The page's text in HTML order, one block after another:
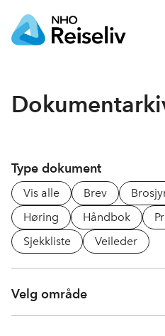
Type dokument
Vis alle Brev
Høring
Håndbok
Sjekkliste
Veileder
Velg område